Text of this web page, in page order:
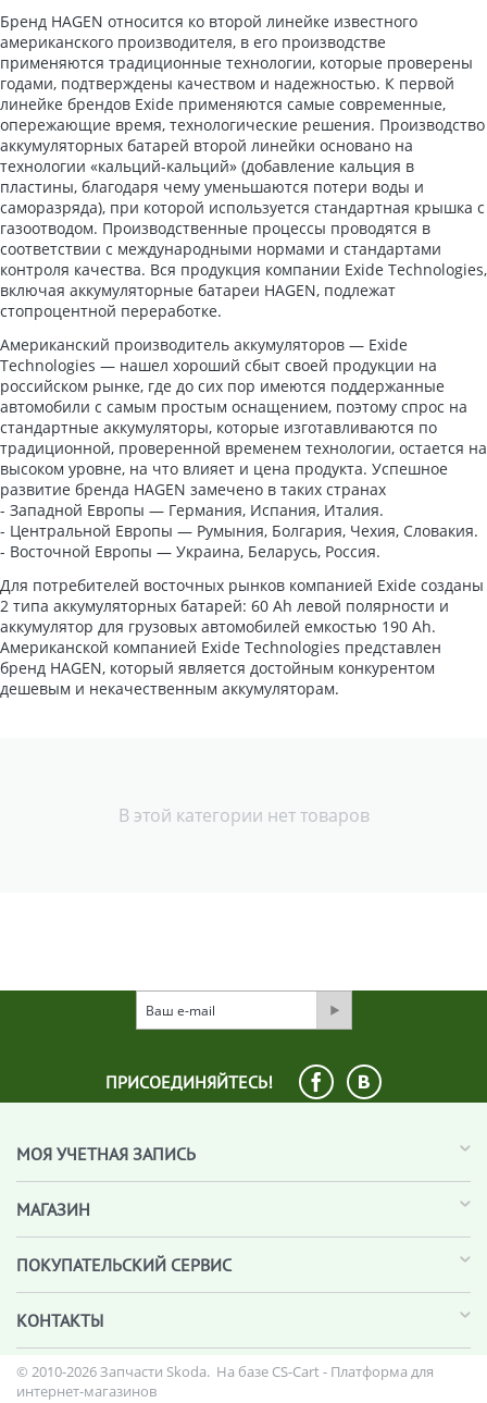
Бренд HAGEN относится ко второй линейке известного
американского производителя, в его производстве
применяются традиционные технологии, которые проверены
годами, подтверждены качеством и надежностью. К первой
линейке брендов Exide применяются самые современные,
опережающие время, технологические решения. Производство
аккумуляторных батарей второй линейки основано на
технологии «кальций-кальций» (добавление кальция в
пластины, благодаря чему уменьшаются потери воды и
саморазряда), при которой используется стандартная крышка с
газоотводом. Производственные процессы проводятся в
соответствии с международными нормами и стандартами
контроля качества. Вся продукция компании Exide Technologies,
включая аккумуляторные батареи HAGEN, подлежат
стопроцентной переработке.
Американский производитель аккумуляторов — Exide
Technologies — нашел хороший сбыт своей продукции на
российском рынке, где до сих пор имеются поддержанные
автомобили с самым простым оснащением, поэтому спрос на
стандартные аккумуляторы, которые изготавливаются по
традиционной, проверенной временем технологии, остается на
высоком уровне, на что влияет и цена продукта. Успешное
развитие бренда HAGEN замечено в таких странах
- Западной Европы — Германия, Испания, Италия.
- Центральной Европы — Румыния, Болгария, Чехия, Словакия.
- Восточной Европы — Украина, Беларусь, Россия.
Для потребителей восточных рынков компанией Exide созданы
2 типа аккумуляторных батарей: 60 Ah левой полярности и
аккумулятор для грузовых автомобилей емкостью 190 Ah.
Американской компанией Exide Technologies представлен
бренд HAGEN, который является достойным конкурентом
дешевым и некачественным аккумуляторам.
В этой категории нет товаров
ПРИСОЕДИНЯЙТЕСЬ!
МОЯ УЧЕТНАЯ ЗАПИСЬ
МАГАЗИН
ПОКУПАТЕЛЬСКИЙ СЕРВИС
КОНТАКТЫ
© 2010-2026 Запчасти Skoda. На базе CS-Cart - Платформа для
интернет-магазинов